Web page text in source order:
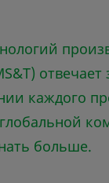
каждого
больше.